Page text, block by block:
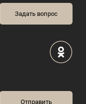
Задать вопрос